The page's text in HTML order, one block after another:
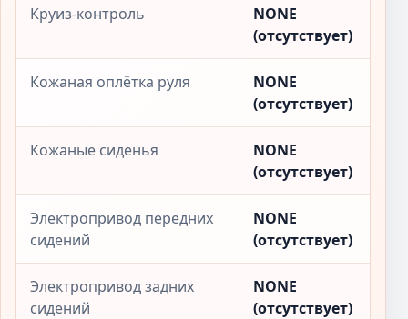
Круиз-контроль
NONE
(отсутствует)
Кожаная оплётка руля
NONE
(отсутствует)
Кожаные сиденья
NONE
(отсутствует)
Электропривод передних
сидений
NONE
(отсутствует)
Электропривод задних
сидений
NONE
(отсутствует)